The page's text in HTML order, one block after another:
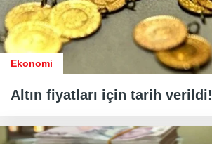
Ekonomi
Altın fiyatları için tarih verildi!